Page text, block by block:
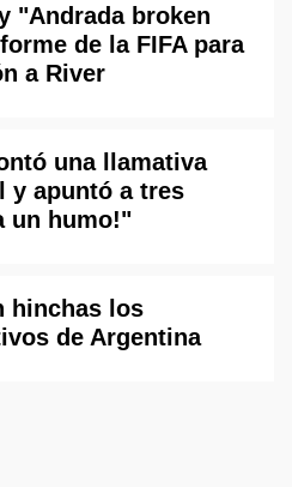
"Andrada broken
de la FIFA para
a River
una llamativa
y apuntó a tres
un humo!"
hinchas los
de Argentina